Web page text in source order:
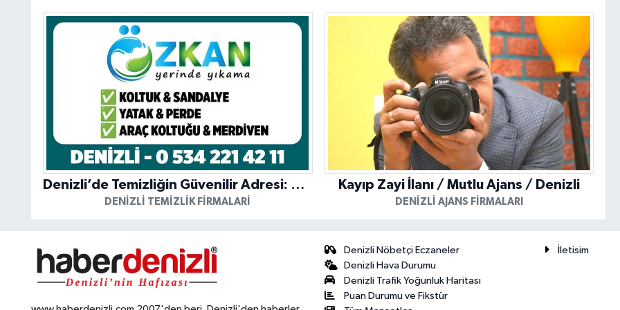
Denizli’de Temizliğin Güvenilir Adresi: Özkan Yerinde Yıkama
DENIZLI TEMIZLIK FIRMALARI
Kayıp Zayi İlanı / Mutlu Ajans / Denizli
DENIZLI AJANS FIRMALARI
Denizli Nöbetçi Eczaneler
Denizli Hava Durumu
Denizli Trafik Yoğunluk Haritası
Puan Durumu ve Fikstür
İletisim